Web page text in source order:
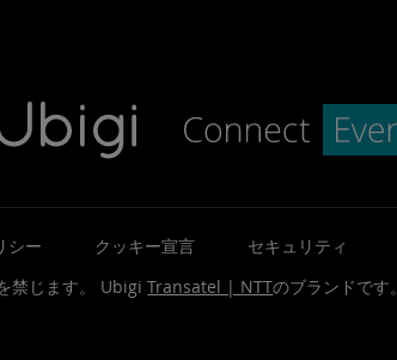
シー クッキー宣言 セキュリティ
じます。 UbigiTransatel | NTTのブランドです。